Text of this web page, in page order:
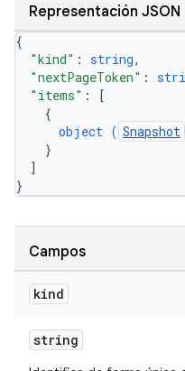
Representación JSON
{
"kind" : string,
"nextPageToken" :
"items" :
[
{
object ( Snapshot
}
]
}
Campos
kind
string